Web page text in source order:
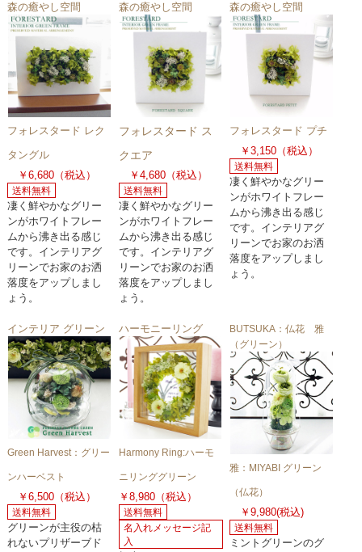
森の癒やし空間
フォレスタード レク
タングル
￥6,680（税込）
送料無料
凄く鮮やかなグリー
ンがホワイトフレー
ムから沸き出る感じ
です。インテリアグ
リーンでお家のお洒
落度をアップしまし
ょう。
森の癒やし空間
フォレスタード ス
クエア
￥4,680（税込）
送料無料
凄く鮮やかなグリー
ンがホワイトフレー
ムから沸き出る感じ
です。インテリアグ
リーンでお家のお洒
落度をアップしまし
ょう。
森の癒やし空間
フォレスタード プチ
￥3,150（税込）
送料無料
凄く鮮やかなグリー
ンがホワイトフレー
ムから沸き出る感じ
です。インテリアグ
リーンでお家のお洒
落度をアップしまし
ょう。
インテリア グリーン
Green Harvest：グリー
ンハーベスト
￥6,500（税込）
送料無料
グリーンが主役の枯
れないプリザーブド
ハーモニーリング
Harmony Ring:ハーモ
ニリンググリーン
￥8,980（税込）
送料無料
名入れメッセージ記
入
BUTSUKA：仏花 雅
（グリーン）
雅：MIYABI グリーン
（仏花）
￥9,980(税込)
送料無料
ミントグリーンのグ